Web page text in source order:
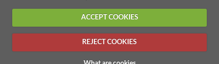
ACCEPT COOKIES
REJECT COOKIES